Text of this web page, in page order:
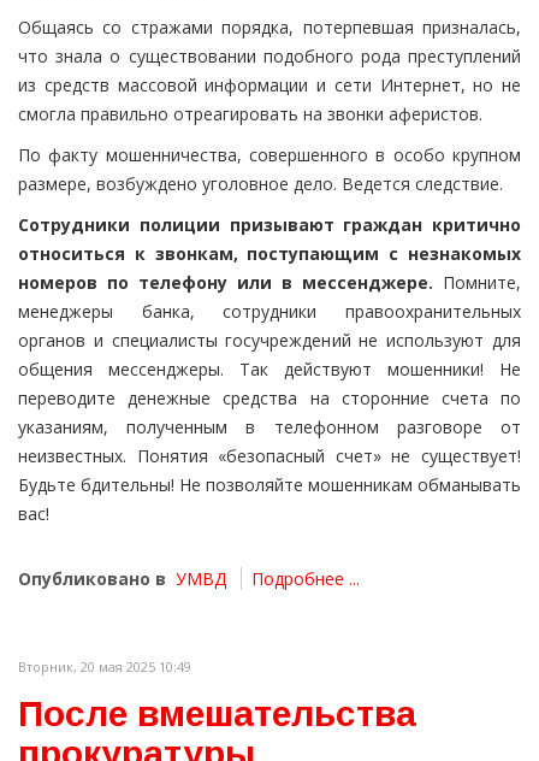
Общаясь со стражами порядка, потерпевшая призналась,
что знала о существовании подобного рода преступлений
из средств массовой информации и сети Интернет, но не
смогла правильно отреагировать на звонки аферистов.
По факту мошенничества, совершенного в особо крупном
размере, возбуждено уголовное дело. Ведется следствие.
Сотрудники полиции призывают граждан критично
относиться к звонкам, поступающим с незнакомых
номеров по телефону или в мессенджере. Помните,
менеджеры банка, сотрудники правоохранительных
органов и специалисты госучреждений не используют для
общения мессенджеры. Так действуют мошенники! Не
переводите денежные средства на сторонние счета по
указаниям, полученным в телефонном разговоре от
неизвестных. Понятия «безопасный счет» не существует!
Будьте бдительны! Не позволяйте мошенникам обманывать
вас!
Опубликовано в УМВД Подробнее ...
Вторник, 20 мая 2025 10:49
После вмешательства